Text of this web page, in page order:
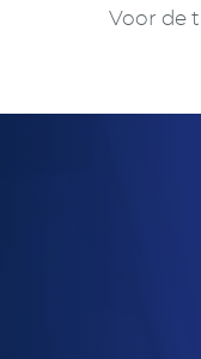
Voor de